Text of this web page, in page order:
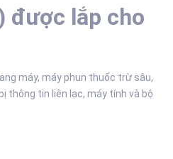
được lắp cho
máy, máy phun thuốc trừ sâu,
thông tin liên lạc, máy tính và bộ